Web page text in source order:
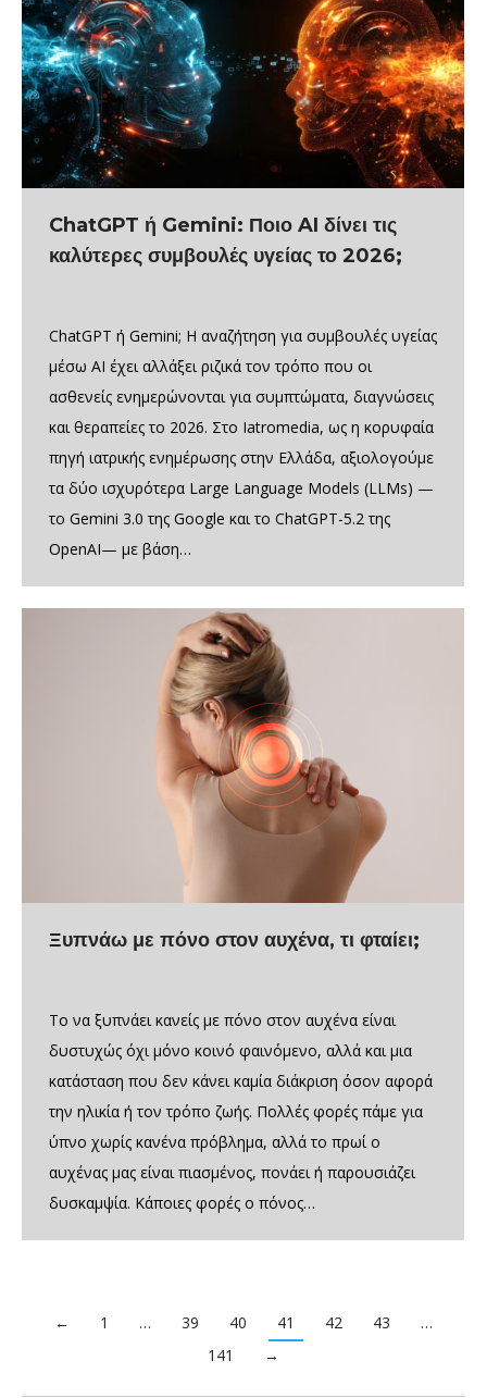
ChatGPT ή Gemini: Ποιο AI δίνει τις
καλύτερες συμβουλές υγείας το 2026;
ChatGPT ή Gemini; Η αναζήτηση για συμβουλές υγείας
μέσω AI έχει αλλάξει ριζικά τον τρόπο που οι
ασθενείς ενημερώνονται για συμπτώματα, διαγνώσεις
και θεραπείες το 2026. Στο Iatromedia, ως η κορυφαία
πηγή ιατρικής ενημέρωσης στην Ελλάδα, αξιολογούμε
τα δύο ισχυρότερα Large Language Models (LLMs) —
το Gemini 3.0 της Google και το ChatGPT-5.2 της
OpenAI— με βάση…
Ξυπνάω με πόνο στον αυχένα, τι φταίει;
Το να ξυπνάει κανείς με πόνο στον αυχένα είναι
δυστυχώς όχι μόνο κοινό φαινόμενο, αλλά και μια
κατάσταση που δεν κάνει καμία διάκριση όσον αφορά
την ηλικία ή τον τρόπο ζωής. Πολλές φορές πάμε για
ύπνο χωρίς κανένα πρόβλημα, αλλά το πρωί ο
αυχένας μας είναι πιασμένος, πονάει ή παρουσιάζει
δυσκαμψία. Κάποιες φορές ο πόνος…
← 1 … 39 40 41 42 43
…
141
→